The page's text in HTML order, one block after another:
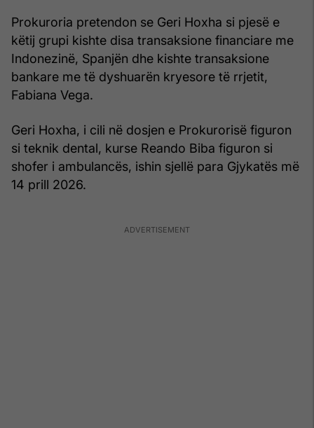
Prokuroria pretendon se Geri Hoxha si pjesë e
këtij grupi kishte disa transaksione financiare me
Indonezinë, Spanjën dhe kishte transaksione
bankare me të dyshuarën kryesore të rrjetit,
Fabiana Vega.
Geri Hoxha, i cili në dosjen e Prokurorisë figuron
si teknik dental, kurse Reando Biba figuron si
shofer i ambulancës, ishin sjellë para Gjykatës më
14 prill 2026.